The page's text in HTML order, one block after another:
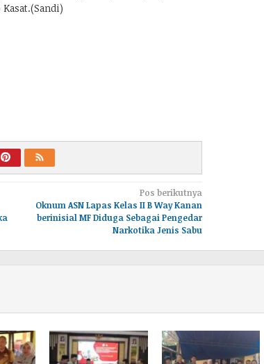
Pos berikutnya
Oknum ASN Lapas Kelas II B Way Kanan
berinisial MF Diduga Sebagai Pengedar
Narkotika Jenis Sabu